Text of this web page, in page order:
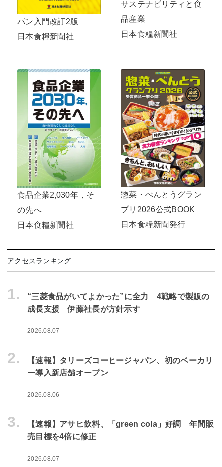
パン入門改訂2版
日本食糧新聞社
サステナビリティと食
品産業
日本食糧新聞社
食品企業2,030年，そ
の先へ
日本食糧新聞社
惣菜・べんとうグラン
プリ2026公式BOOK
日本食糧新聞発行
アクセスランキング
1.
“三菱食品がいてよかった”に全力 4戦略で製販の
成長支援 伊藤社長が方針示す
2026.08.07
2.
【速報】タリーズコーヒージャパン、初のベーカリ
ー導入新店舗オープン
2026.08.06
3.
【速報】アサヒ飲料、「green cola」好調 年間販
売目標を4倍に修正
2026.08.07